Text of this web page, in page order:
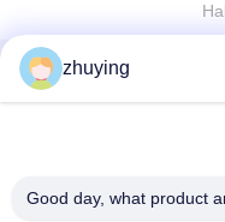
zhuying
Good day, what product